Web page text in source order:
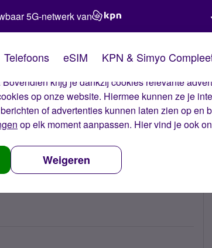
Simyo
onze website. Met deze cookies zorgen wij ervoor
krijg je dankzij cookies relevante
op onze website. Hiermee kunnen ze je
of advertenties kunnen laten zien op en
op elk moment aanpassen. Hier vind je ook
Weigeren
5G-netwerk van
Telefoons eSIM KPN & Simyo